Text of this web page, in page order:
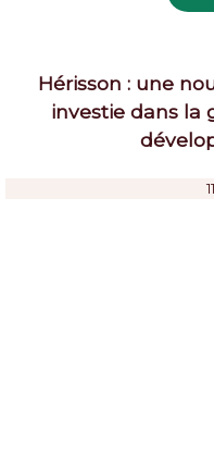
Hérisson : une
investie dans la